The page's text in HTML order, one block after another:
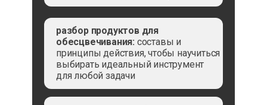
разбор продуктов для
обесцвечивания: составы и
принципы действия, чтобы научиться
выбирать идеальный инструмент
для любой задачи